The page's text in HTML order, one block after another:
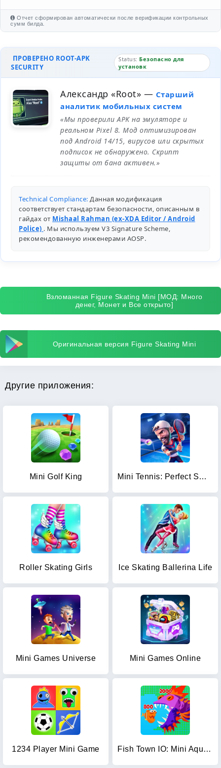
Отчет сформирован автоматически после верификации контрольных
сумм билда.
ПРОВЕРЕНО ROOT-APK
SECURITY
Status: Безопасно для
установк
Александр «Root» — Старший
аналитик мобильных систем
«Мы проверили APK на эмуляторе и
реальном Pixel 8. Мод оптимизирован
под Android 14/15, вирусов или скрытых
подписок не обнаружено. Скрипт
защиты от бана активен.»
Technical Compliance: Данная модификация
соответствует стандартам безопасности, описанным в
гайдах от Mishaal Rahman (ex-XDA Editor / Android
Police) . Мы используем V3 Signature Scheme,
рекомендованную инженерами AOSP.
Взломанная Figure Skating Mini [МОД: Много
денег, Монет и Все открыто]
Оригинальная версия Figure Skating Mini
Другие приложения:
Mini Golf King Mini Tennis: Perfect Smash
Roller Skating Girls Ice Skating Ballerina Life
Mini Games Universe Mini Games Online
1234 Player Mini Game Fish Town IO: Mini Aquarium